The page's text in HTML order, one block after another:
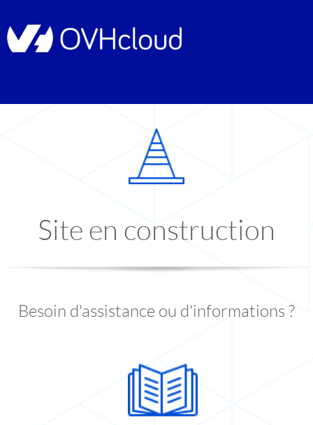
Site en construction
Besoin d'assistance ou d'informations ?